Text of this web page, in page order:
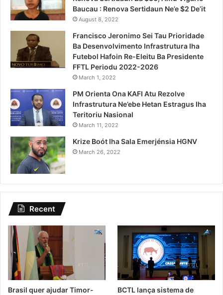
Baucau : Renova Sertidaun Ne’e $2 De’it
August 8, 2022
Francisco Jeronimo Sei Tau Prioridade
Ba Desenvolvimento Infrastrutura Iha
Futebol Hafoin Re-Eleitu Ba Presidente
FFTL Periodu 2022-2026
March 1, 2022
PM Orienta Ona KAFI Atu Rezolve
Infrastrutura Ne’ebe Hetan Estragus Iha
Teritoriu Nasional
March 11, 2022
Krize Boót Iha Sala Emerjénsia HGNV
March 26, 2022
Recent
Brasil quer ajudar Timor-
BCTL lança sistema de